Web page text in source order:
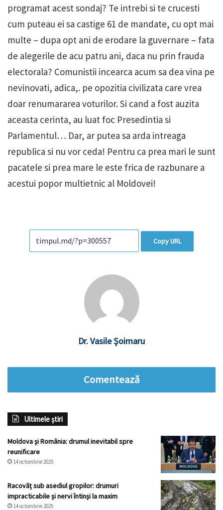
programat acest sondaj? Te intrebi si te crucesti
cum puteau ei sa castige 61 de mandate, cu opt mai
multe – dupa opt ani de erodare la guvernare – fata
de alegerile de acu patru ani, daca nu prin frauda
electorala? Comunistii incearca acum sa dea vina pe
nevinovati, adica,. pe opozitia civilizata care vrea
doar renumararea voturilor. Si cand a fost auzita
aceasta cerinta, au luat foc Presedintia si
Parlamentul… Dar, ar putea sa arda intreaga
republica si nu vor ceda! Pentru ca prea mari le sunt
pacatele si prea mare le este frica de razbunare a
acestui popor multietnic al Moldovei!
Copy URL
Dr. Vasile Şoimaru
Comentează
Ultimele știri
Moldova și România: drumul inevitabil spre
reunificare
14 octombrie 2025
Racovăț sub asediul gropilor: drumuri
impracticabile și nervi întinși la maxim
14 octombrie 2025